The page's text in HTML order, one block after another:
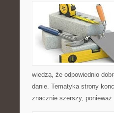
wiedzą, że odpowiednio
danie. Tematyka strony
znacznie szerszy,